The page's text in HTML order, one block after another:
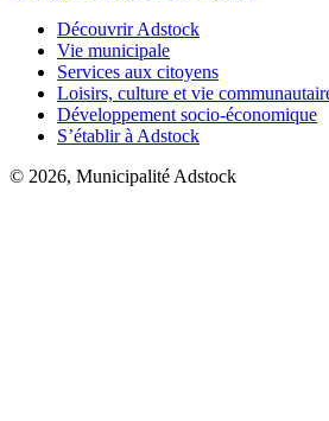
Découvrir Adstock
Vie municipale
Services aux citoyens
Loisirs, culture et vie
Développement socio-économique
S’établir à Adstock
© 2026, Municipalité Adstock